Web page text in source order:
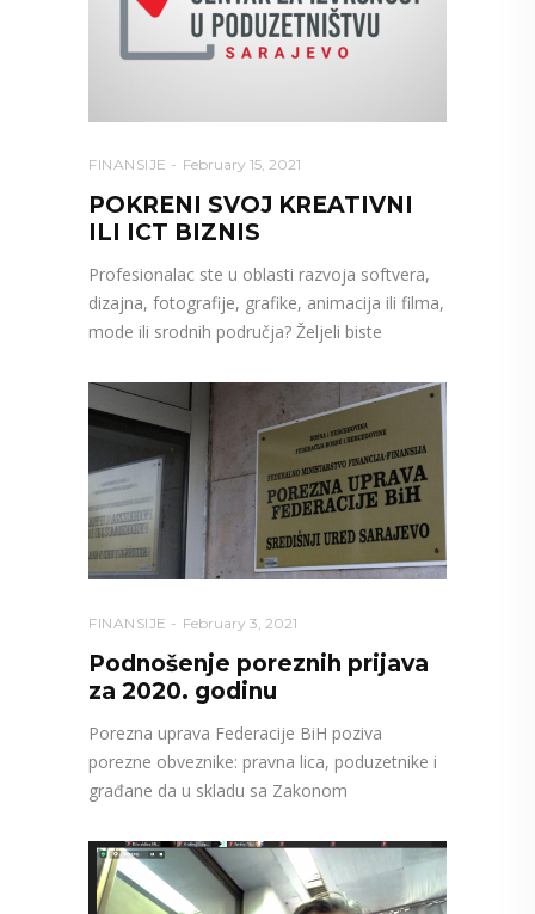
FINANSIJE February 15, 2021
POKRENI SVOJ KREATIVNI
ILI ICT BIZNIS
Profesionalac ste u oblasti razvoja softvera,
dizajna, fotografije, grafike, animacija ili filma,
mode ili srodnih područja? Željeli biste
FINANSIJE February 3, 2021
Podnošenje poreznih prijava
za 2020. godinu
Porezna uprava Federacije BiH poziva
porezne obveznike: pravna lica, poduzetnike i
građane da u skladu sa Zakonom